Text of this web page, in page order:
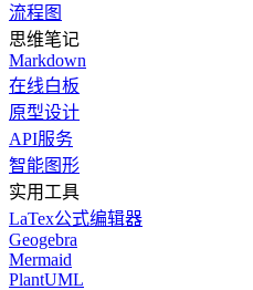
流程图
思维笔记
Markdown
在线白板
原型设计
API服务
智能图形
实用工具
LaTex公式编辑器
Geogebra
Mermaid
PlantUML